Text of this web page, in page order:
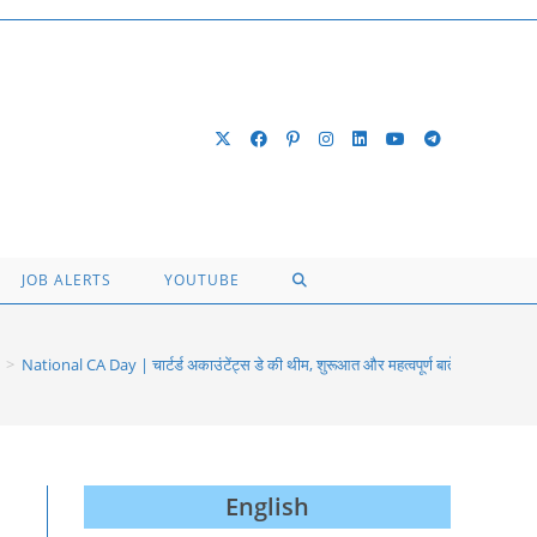
JOB ALERTS YOUTUBE
TOGGLE
SEARCH
> National CA Day | चार्टर्ड अकाउंटेंट्स डे की थीम, शुरूआत और महत्‍वपूर्ण बातें
English